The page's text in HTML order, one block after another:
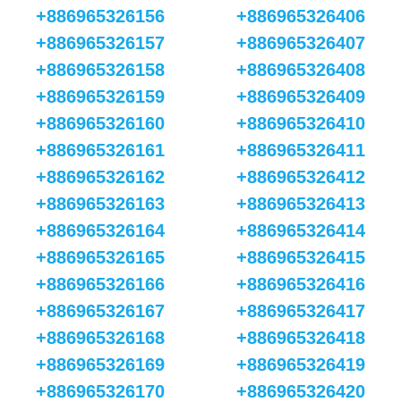
+886965326156
+886965326157
+886965326158
+886965326159
+886965326160
+886965326161
+886965326162
+886965326163
+886965326164
+886965326165
+886965326166
+886965326167
+886965326168
+886965326169
+886965326170
+886965326406
+886965326407
+886965326408
+886965326409
+886965326410
+886965326411
+886965326412
+886965326413
+886965326414
+886965326415
+886965326416
+886965326417
+886965326418
+886965326419
+886965326420